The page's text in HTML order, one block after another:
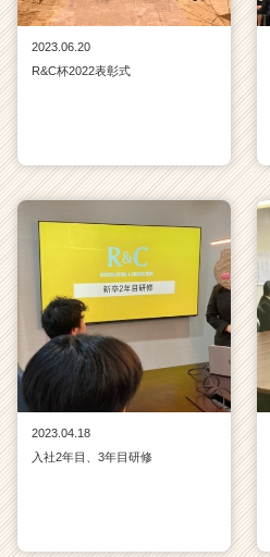
2023.06.20
R&C杯2022表彰式
2023.04.18
入社2年目、3年目研修